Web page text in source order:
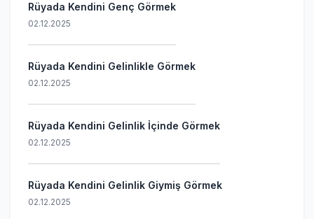
Rüyada Kendini Genç Görmek
02.12.2025
Rüyada Kendini Gelinlikle Görmek
02.12.2025
Rüyada Kendini Gelinlik İçinde Görmek
02.12.2025
Rüyada Kendini Gelinlik Giymiş Görmek
02.12.2025